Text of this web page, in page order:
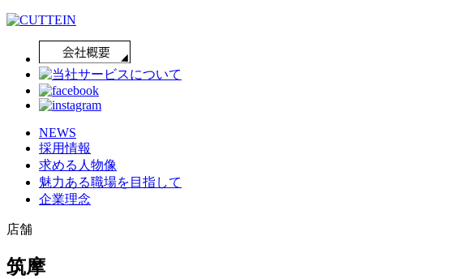
NEWS
採用情報
求める人物像
魅力ある職場を目指して
企業理念
店舗
筑摩